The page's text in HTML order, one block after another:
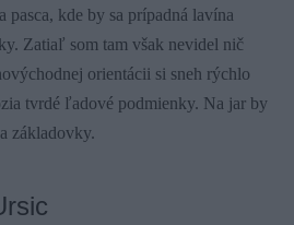
pasca, kde by sa prípadná lavína
Zatiaľ som tam však nevidel nič
orientácii si sneh rýchlo
tvrdé ľadové podmienky. Na jar by
základovky.